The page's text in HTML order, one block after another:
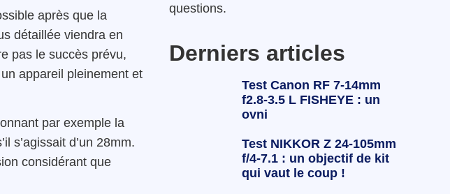
après que la
détaillée viendra en
pas le succès prévu,
appareil pleinement et
par exemple la
s’agissait d’un 28mm.
considérant que
questions.
Derniers articles
Test Canon RF 7-14mm
f2.8-3.5 L FISHEYE : un
ovni
Test NIKKOR Z 24-105mm
f/4-7.1 : un objectif de kit
qui vaut le coup !